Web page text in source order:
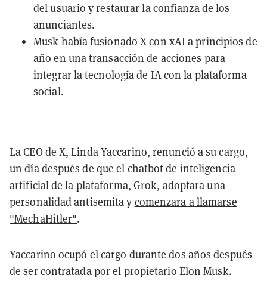
del usuario y restaurar la confianza de los
anunciantes.
Musk había fusionado X con xAI a principios de
año en una transacción de acciones para
integrar la tecnología de IA con la plataforma
social.
La CEO de X, Linda Yaccarino, renunció a su cargo,
un día después de que el chatbot de inteligencia
artificial de la plataforma, Grok, adoptara una
personalidad antisemita y comenzara a llamarse
"MechaHitler".
Yaccarino ocupó el cargo durante dos años después
de ser contratada por el propietario Elon Musk.